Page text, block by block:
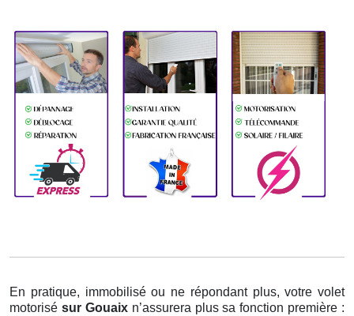
En pratique, immobilisé ou ne répondant plus, votre volet
motorisé sur Gouaix n’assurera plus sa fonction première :